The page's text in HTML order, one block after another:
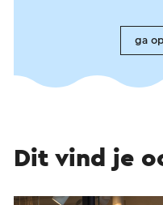
ga
Dit vind je